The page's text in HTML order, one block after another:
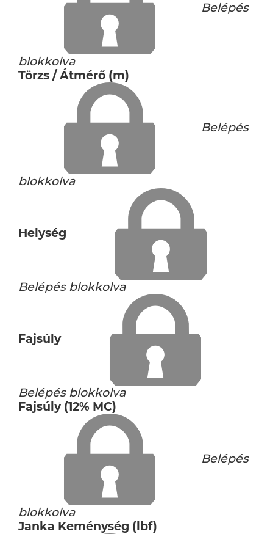
Belépés
blokkolva
Törzs / Átmérő (m)
Belépés
blokkolva
Helység
Belépés blokkolva
Fajsúly
Belépés blokkolva
Fajsúly (12% MC)
Belépés
blokkolva
Janka Keménység (lbf)